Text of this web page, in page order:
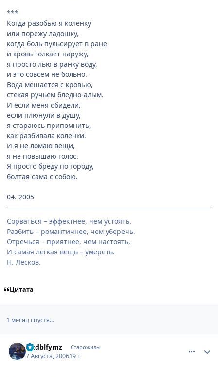
***
Когда разобью я коленку
или порежу ладошку,
когда боль пульсирует в ране
и кровь толкает наружу,
я просто лью в ранку воду,
и это совсем не больно.
Вода мешается с кровью,
стекая ручьем бледно-алым.
И если меня обидели,
если плюнули в душу,
я стараюсь припомнить,
как разбивала коленки.
И я не ломаю вещи,
я не повышаю голос.
Я просто бреду по городу,
болтая сама с собою.
04. 2005
Сорваться – эффектнее, чем устоять.
Разбить – романтичнее, чем уберечь.
Отречься – приятнее, чем настоять,
И самая легкая вещь – умереть.
Н. Лесков.
Цитата
1 месяц спустя...
Ljcdblfymz Старожилы
7 Августа, 200619 г